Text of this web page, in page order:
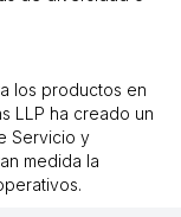
los productos en
LLP ha creado un
Servicio y
medida la